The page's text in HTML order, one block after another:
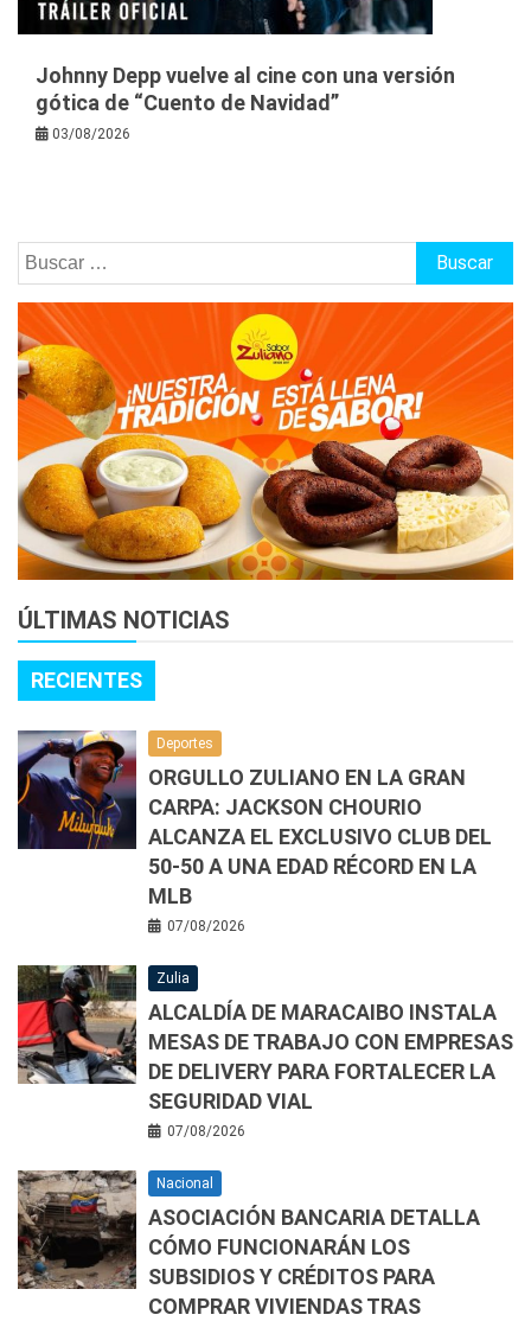
Johnny Depp vuelve al cine con una versión
gótica de “Cuento de Navidad”
03/08/2026
Buscar:
ÚLTIMAS NOTICIAS
RECIENTES
Deportes
ORGULLO ZULIANO EN LA GRAN
CARPA: JACKSON CHOURIO
ALCANZA EL EXCLUSIVO CLUB DEL
50-50 A UNA EDAD RÉCORD EN LA
MLB
07/08/2026
Zulia
ALCALDÍA DE MARACAIBO INSTALA
MESAS DE TRABAJO CON EMPRESAS
DE DELIVERY PARA FORTALECER LA
SEGURIDAD VIAL
07/08/2026
Nacional
ASOCIACIÓN BANCARIA DETALLA
CÓMO FUNCIONARÁN LOS
SUBSIDIOS Y CRÉDITOS PARA
COMPRAR VIVIENDAS TRAS